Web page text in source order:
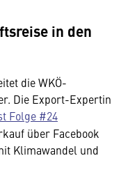
in den
die WKÖ-
Die Export-Expertin
Folge #24
über Facebook
Klimawandel und